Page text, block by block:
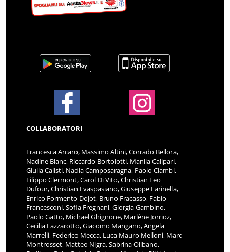
COLLABORATORI
Francesca Arcaro, Massimo Altini, Corrado Bellora,
Nadine Blanc, Riccardo Bortolotti, Manila Calipari,
Giulia Calisti, Nadia Camposaragna, Paolo Ciambi,
Filippo Clermont, Carol Di Vito, Christian Leo
Dufour, Christian Evaspasiano, Giuseppe Farinella,
Enrico Formento Dojot, Bruno Fracasso, Fabio
Francesconi, Sofia Fregnani, Giorgia Gambino,
Paolo Gatto, Michael Ghignone, Marlène Jorrioz,
Cecilia Lazzarotto, Giacomo Mangano, Angela
Marrelli, Federico Mecca, Luca Mauro Melloni, Marc
Montrosset, Matteo Nigra, Sabrina Olibano,